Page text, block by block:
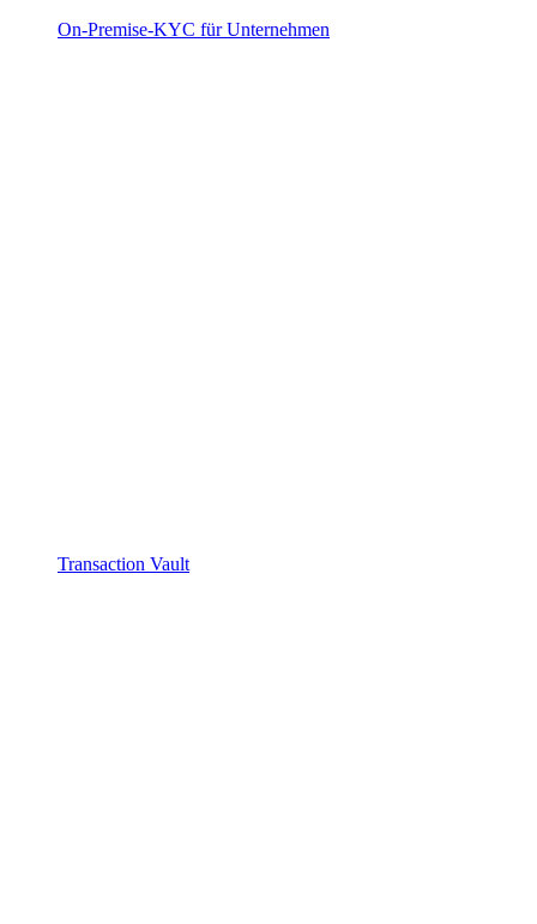
On-Premise-KYC für Unternehmen
Transaction Vault